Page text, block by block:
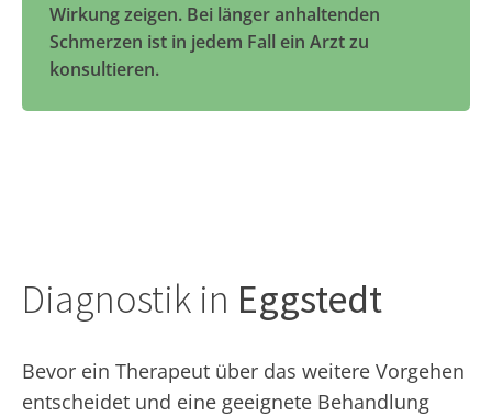
Wirkung zeigen. Bei länger anhaltenden
Schmerzen ist in jedem Fall ein Arzt zu
konsultieren.
Diagnostik in Eggstedt
Bevor ein Therapeut über das weitere Vorgehen
entscheidet und eine geeignete Behandlung